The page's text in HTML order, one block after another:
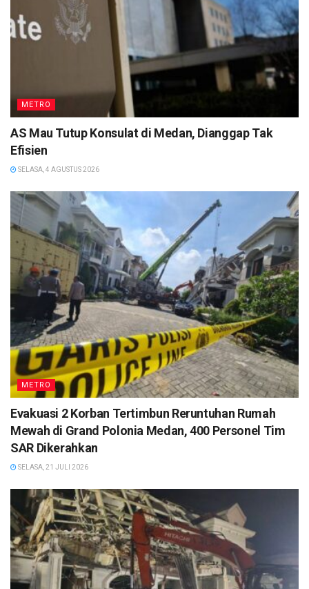
METRO
AS Mau Tutup Konsulat di Medan, Dianggap Tak
Efisien
SELASA, 4 AGUSTUS 2026
METRO
Evakuasi 2 Korban Tertimbun Reruntuhan Rumah
Mewah di Grand Polonia Medan, 400 Personel Tim
SAR Dikerahkan
SELASA, 21 JULI 2026